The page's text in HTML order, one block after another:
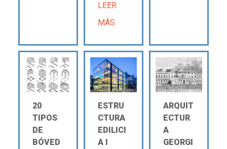
LEER
MÁS
20
TIPOS
DE
BÓVED
ESTRU
CTURA
EDILICI
A Ι
ARQUIT
ECTUR
A
GEORGI